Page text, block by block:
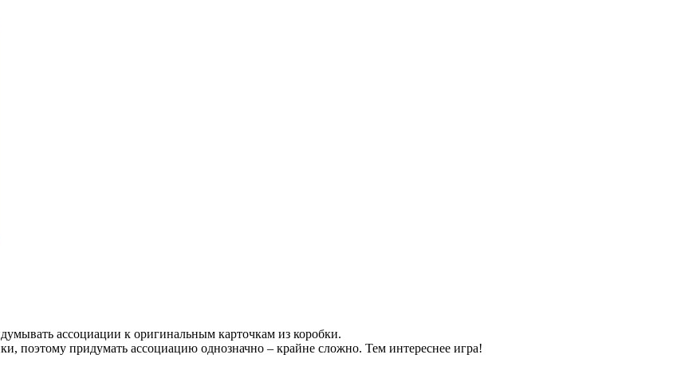
ассоциации к оригинальным карточкам из коробки.
поэтому придумать ассоциацию однозначно – крайне сложно. Тем интереснее игра!